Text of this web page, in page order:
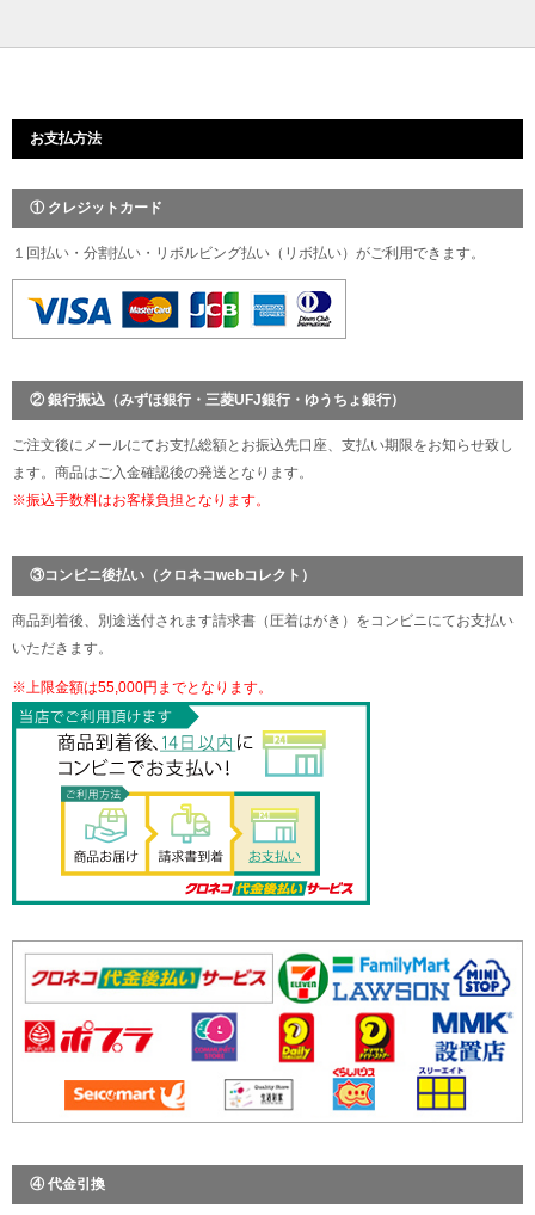
お支払方法
① クレジットカード
１回払い・分割払い・リボルビング払い（リボ払い）がご利用できます。
② 銀行振込（みずほ銀行・三菱UFJ銀行・ゆうちょ銀行）
ご注文後にメールにてお支払総額とお振込先口座、支払い期限をお知らせ致し
ます。商品はご入金確認後の発送となります。
※振込手数料はお客様負担となります。
③コンビニ後払い（クロネコwebコレクト）
商品到着後、別途送付されます請求書（圧着はがき）をコンビニにてお支払い
いただきます。
※上限金額は55,000円までとなります。
④ 代金引換